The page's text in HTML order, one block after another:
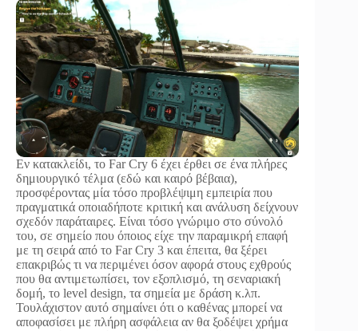
Εν κατακλείδι, το Far Cry 6 έχει έρθει σε ένα πλήρες
δημιουργικό τέλμα (εδώ και καιρό βέβαια),
προσφέροντας μία τόσο προβλέψιμη εμπειρία που
πραγματικά οποιαδήποτε κριτική και ανάλυση δείχνουν
σχεδόν παράταιρες. Είναι τόσο γνώριμο στο σύνολό
του, σε σημείο που όποιος είχε την παραμικρή επαφή
με τη σειρά από το Far Cry 3 και έπειτα, θα ξέρει
επακριβώς τι να περιμένει όσον αφορά στους εχθρούς
που θα αντιμετωπίσει, τον εξοπλισμό, τη σεναριακή
δομή, το level design, τα σημεία με δράση κ.λπ.
Τουλάχιστον αυτό σημαίνει ότι ο καθένας μπορεί να
αποφασίσει με πλήρη ασφάλεια αν θα ξοδέψει χρήμα